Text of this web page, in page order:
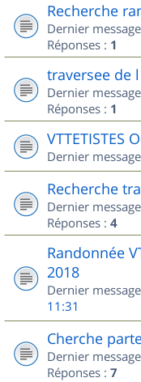
Recherche
Dernier
Réponses : 1
traversee de
Dernier
Réponses : 1
VTTETISTES
Dernier
Recherche
Dernier
Réponses : 4
Randonnée
2018
Dernier
11:31
Cherche
Dernier
Réponses : 7